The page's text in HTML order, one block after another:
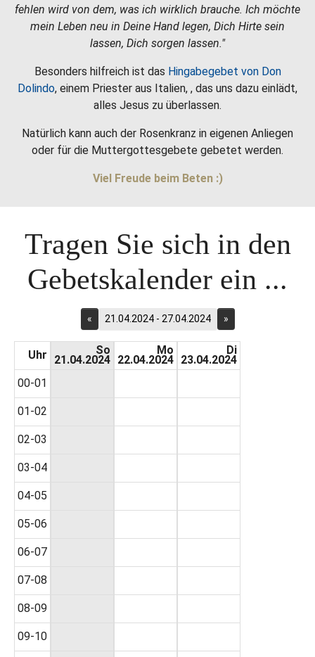
fehlen wird von dem, was ich wirklich brauche. Ich möchte
mein Leben neu in Deine Hand legen, Dich Hirte sein
lassen, Dich sorgen lassen."
Besonders hilfreich ist das Hingabegebet von Don
Dolindo, einem Priester aus Italien, , das uns dazu einlädt,
alles Jesus zu überlassen.
Natürlich kann auch der Rosenkranz in eigenen Anliegen
oder für die Muttergottesgebete gebetet werden.
Viel Freude beim Beten :)
Tragen Sie sich in den
Gebetskalender ein ...
« 21.04.2024 - 27.04.2024 »
Uhr
00-01
01-02
02-03
03-04
04-05
05-06
06-07
07-08
08-09
09-10
So
21.04.2024
Mo
22.04.2024
Di
23.04.2024